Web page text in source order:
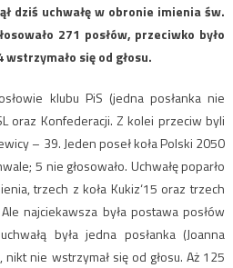
dziś uchwałę w obronie imienia św.
271 posłów, przeciwko było
się od głosu.
klubu PiS (jedna posłanka nie
oraz Konfederacji. Z kolei przeciw byli
– 39. Jeden poseł koła Polski 2050
5 nie głosowało. Uchwałę poparło
trzech z koła Kukiz‘15 oraz trzech
najciekawsza była postawa posłów
była jedna posłanka (Joanna
nie wstrzymał się od głosu. Aż 125